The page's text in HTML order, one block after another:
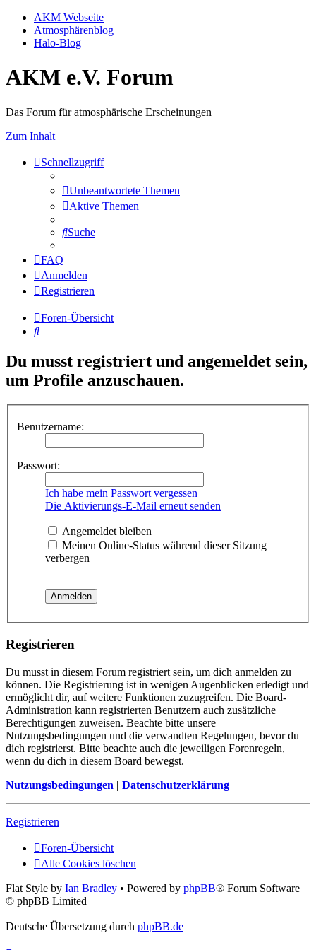
AKM Webseite
Atmosphärenblog
Halo-Blog
AKM e.V. Forum
Das Forum für atmosphärische Erscheinungen
Zum Inhalt
Schnellzugriff
Unbeantwortete Themen
Aktive Themen
Suche
FAQ
Anmelden
Registrieren
Foren-Übersicht
Suche
Du musst registriert und angemeldet sein,
um Profile anzuschauen.
Benutzername:
Passwort:
Ich habe mein Passwort vergessen
Die Aktivierungs-E-Mail erneut senden
Angemeldet bleiben
Meinen Online-Status während dieser Sitzung
verbergen
Registrieren
Du musst in diesem Forum registriert sein, um dich anmelden zu
können. Die Registrierung ist in wenigen Augenblicken erledigt und
ermöglicht dir, auf weitere Funktionen zuzugreifen. Die Board-
Administration kann registrierten Benutzern auch zusätzliche
Berechtigungen zuweisen. Beachte bitte unsere
Nutzungsbedingungen und die verwandten Regelungen, bevor du
dich registrierst. Bitte beachte auch die jeweiligen Forenregeln,
wenn du dich in diesem Board bewegst.
Nutzungsbedingungen | Datenschutzerklärung
Registrieren
Foren-Übersicht
Alle Cookies löschen
Flat Style by Ian Bradley • Powered by phpBB® Forum Software
© phpBB Limited
Deutsche Übersetzung durch phpBB.de